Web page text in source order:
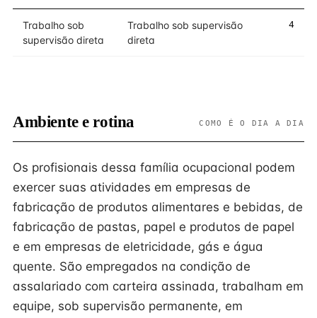
Trabalho sob
supervisão direta
Trabalho sob supervisão
direta
4
Ambiente e rotina COMO É O DIA A DIA
Os profisionais dessa família ocupacional podem
exercer suas atividades em empresas de
fabricação de produtos alimentares e bebidas, de
fabricação de pastas, papel e produtos de papel
e em empresas de eletricidade, gás e água
quente. São empregados na condição de
assalariado com carteira assinada, trabalham em
equipe, sob supervisão permanente, em